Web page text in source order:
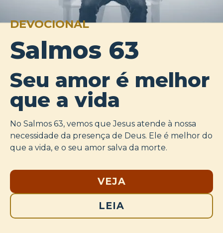
DEVOCIONAL
Salmos 63
Seu amor é melhor
que a vida
No Salmos 63, vemos que Jesus atende à nossa
necessidade da presença de Deus. Ele é melhor do
que a vida, e o seu amor salva da morte.
VEJA
LEIA